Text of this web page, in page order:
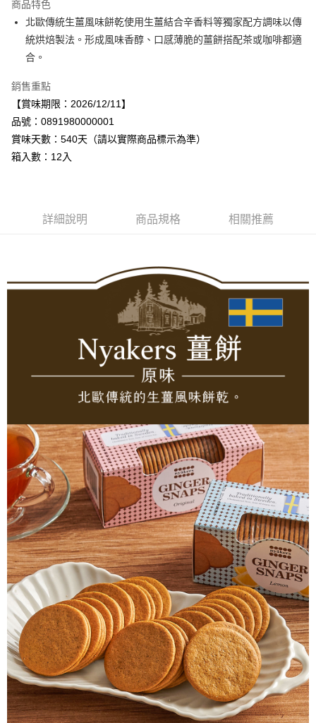
街口支付
悠遊付
全盈+PAY
AFTEE先享後付
相關說明
【關於「AFTEE先享後付」】
３．安心：先確認商品／服務後，再付款。
結帳頁面，進行簡訊認證並確認金額後，即可完成結帳。
２．訂單成立數日內，您將收到繳費通知簡訊。
３．收到繳費通知簡訊後14天內，點擊此簡訊中的連結，可透過四大超商／
ATM／網路銀行／等多元方式進行付款，方視為交易完成。
※ 請注意：結帳手續完成當下不需立刻繳費，但若您需要取消訂單，請聯絡
購買商品的店家。未經商家同意取消之訂單仍視為有效，需透過AFTEE先享
後付繳納相關費用。
※ 交易是否成功請以「AFTEE先享後付 」之結帳頁面顯示為準，若有關於
是否繳費成功／繳費後需取消欲退款等相關疑問，請聯繫「AFTEE先享後付
https://netprotections.freshdesk.com/support/home
１．透過由恩沛科技股份有限公司提供之「AFTEE先享後付」服務完成之交
易，需依本服務之必要範圍內提供個人資料，並將交易相關給付款項請求債
權轉讓予恩沛科技股份有限公司。
２．關於個人資料處理事宜，請瀏覽以下網址：
https://aftee.tw/terms/#terms3
３．未成年的使用者請事先徵得法定代理人或監護人之同意方可使用
「AFTEE先享後付」，若未經同意申辦者引起之損失，本公司不負相關責
任。
４．使用「AFTEE先享後付」時，將依據個別帳號之用戶狀況，依本公司即
時審查核予不同之上限額度；若仍有額度不足之情形，本公司將視審查結果
請求用戶進行身份認證。
５．嚴禁一人註冊多個帳號或使用他人資訊註冊。若發現惡意使用之情形，
恩沛科技股份有限公司將有權停止該用戶之使用額度並採取法律行動。
每筆NT$120，滿NT$899(含以上)免運費
商品特色
北歐傳統生薑風味餅乾使用生薑結合辛香料等獨家配方調味以傳
統烘焙製法。形成風味香醇、口感薄脆的薑餅搭配茶或咖啡都適
合。
銷售重點
【賞味期限：2026/12/11】
品號：0891980000001
賞味天數：540天（請以實際商品標示為準）
箱入數：12入
詳細說明 商品規格 相關推薦